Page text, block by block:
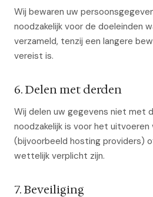
Wij bewaren uw
noodzakelijk voor de doeleinden
verzameld, tenzij een langere
vereist is.
6. Delen met derden
Wij delen uw gegevens niet met
noodzakelijk is voor het uitvoeren
(bijvoorbeeld hosting providers)
wettelijk verplicht zijn.
7. Beveiliging